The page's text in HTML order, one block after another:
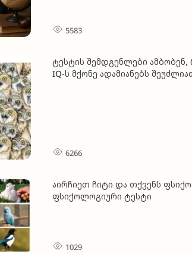
5583
ტესტის შემდგენლები
IQ-ს მქონე ადამიანებს
6266
აირჩიეთ ჩიტი და თქვენს
ფსიქოლოგიური ტესტი
1029